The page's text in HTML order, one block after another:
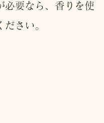
必要なら、香りを使
ださい。